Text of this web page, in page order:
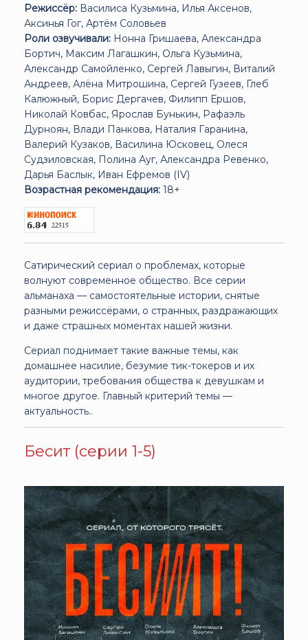
Режиссёр: Василиса Кузьмина, Илья Аксенов,
Аксинья Гог, Артём Соловьев
Роли озвучивали: Нонна Гришаева, Александра
Бортич, Максим Лагашкин, Ольга Кузьмина,
Александр Самойленко, Сергей Лавыгин, Виталий
Андреев, Алёна Митрошина, Сергей Гузеев, Глеб
Калюжный, Борис Дергачев, Филипп Ершов,
Николай Ковбас, Ярослав Бунькин, Рафаэль
Дурноян, Влади Панкова, Наталия Гаранина,
Валерий Кузаков, Василина Юсковец, Олеся
Судзиловская, Полина Ауг, Александра Ревенко,
Дарья Баслык, Иван Ефремов (IV)
Возрастная рекомендация: 18+
Сатирический сериал о проблемах, которые
волнуют современное общество. Все серии
альманаха — самостоятельные истории, снятые
разными режиссёрами, о странных, раздражающих
и даже страшных моментах нашей жизни.
Сериал поднимает такие важные темы, как
домашнее насилие, безумие тик-токеров и их
аудитории, требования общества к девушкам и
многое другое. Главный критерий темы —
актуальность..
Бесит (серии 1-5)